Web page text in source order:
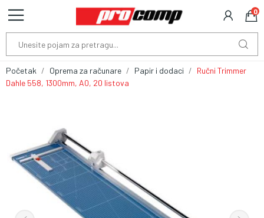
0
Početak Oprema za računare Papir i dodaci
Ručni Trimmer
Dahle 558, 1300mm, A0, 20 listova